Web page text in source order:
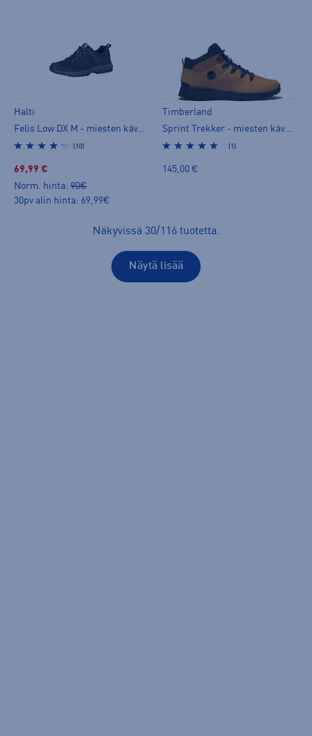
Halti
Felis Low DX M - miesten kävelykengät
(10)
69,99 €
Norm. hinta: 90€
30pv alin hinta: 69,99€
Timberland
Sprint Trekker - miesten kävelykengät
(1)
145,00 €
Näkyvissä 30/116 tuotetta.
Näytä lisää